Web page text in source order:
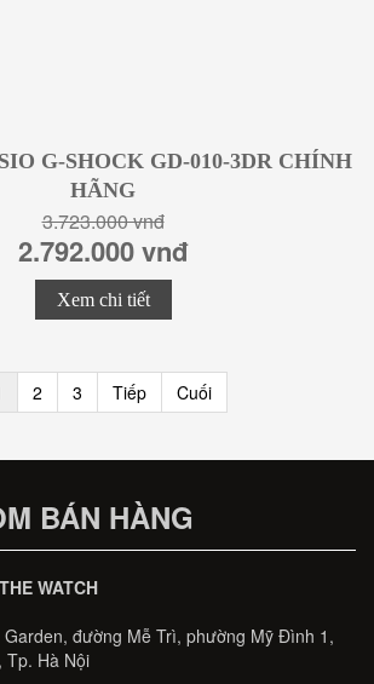
G-SHOCK GD-010-3DR CHÍNH
HÃNG
3.723.000 vnđ
2.792.000 vnđ
Xem chi tiết
2 3 Tiếp Cuối
BÁN HÀNG
WATCH
đường Mễ Trì, phường Mỹ Đình 1,
Tp. Hà Nội